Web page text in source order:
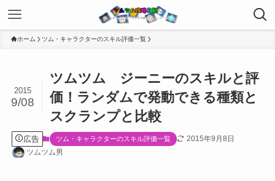
ホーム ツム・キャラクターのスキル評価一覧
ツムツム ジーニーのスキルと評
価！ランダムで発動できる種類と
スクランプと比較
2015
9/08
広告 ツム・キャラクターのスキル評価一覧
2015年9月8日
ツムツム男